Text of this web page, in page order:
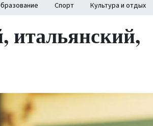
Спорт Культура и отдых
итальянский,